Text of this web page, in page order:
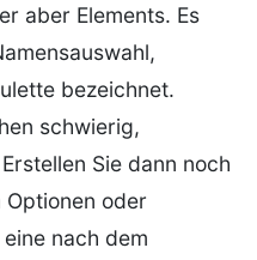
aber Elements. Es
bezeichnet.
schwierig,
Sie dann noch
oder
nach dem